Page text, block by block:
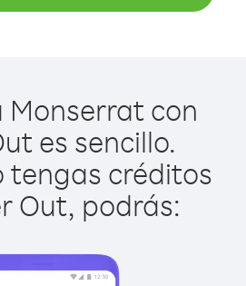
Monserrat con
es sencillo.
tengas créditos
Out, podrás: